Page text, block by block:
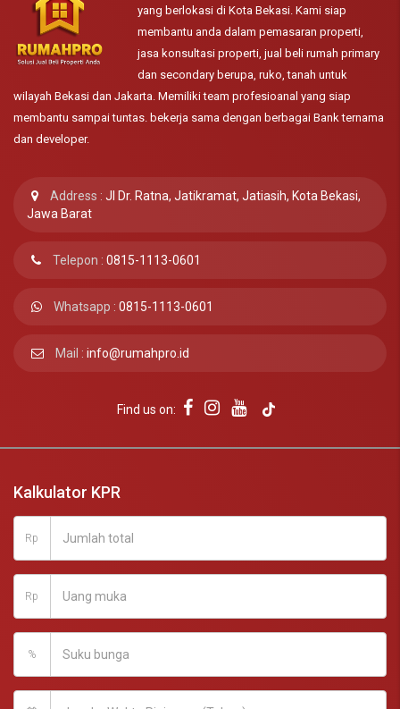
yang berlokasi di Kota Bekasi. Kami siap
membantu anda dalam pemasaran properti,
jasa konsultasi properti, jual beli rumah primary
dan secondary berupa, ruko, tanah untuk
wilayah Bekasi dan Jakarta. Memiliki team profesioanal yang siap
membantu sampai tuntas. bekerja sama dengan berbagai Bank ternama
dan developer.
Address : Jl Dr. Ratna, Jatikramat, Jatiasih, Kota Bekasi,
Jawa Barat
Telepon : 0815-1113-0601
Whatsapp : 0815-1113-0601
Mail : info@rumahpro.id
Find us on:
Kalkulator KPR
Rp
Rp
%